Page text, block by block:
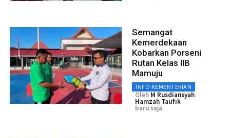
Semangat
Kemerdekaan
Kobarkan Porseni
Rutan Kelas IIB
Mamuju
INFO KEMENTERIAN
Oleh M Rusdiansyah
Hamzah Taufik
baru saja